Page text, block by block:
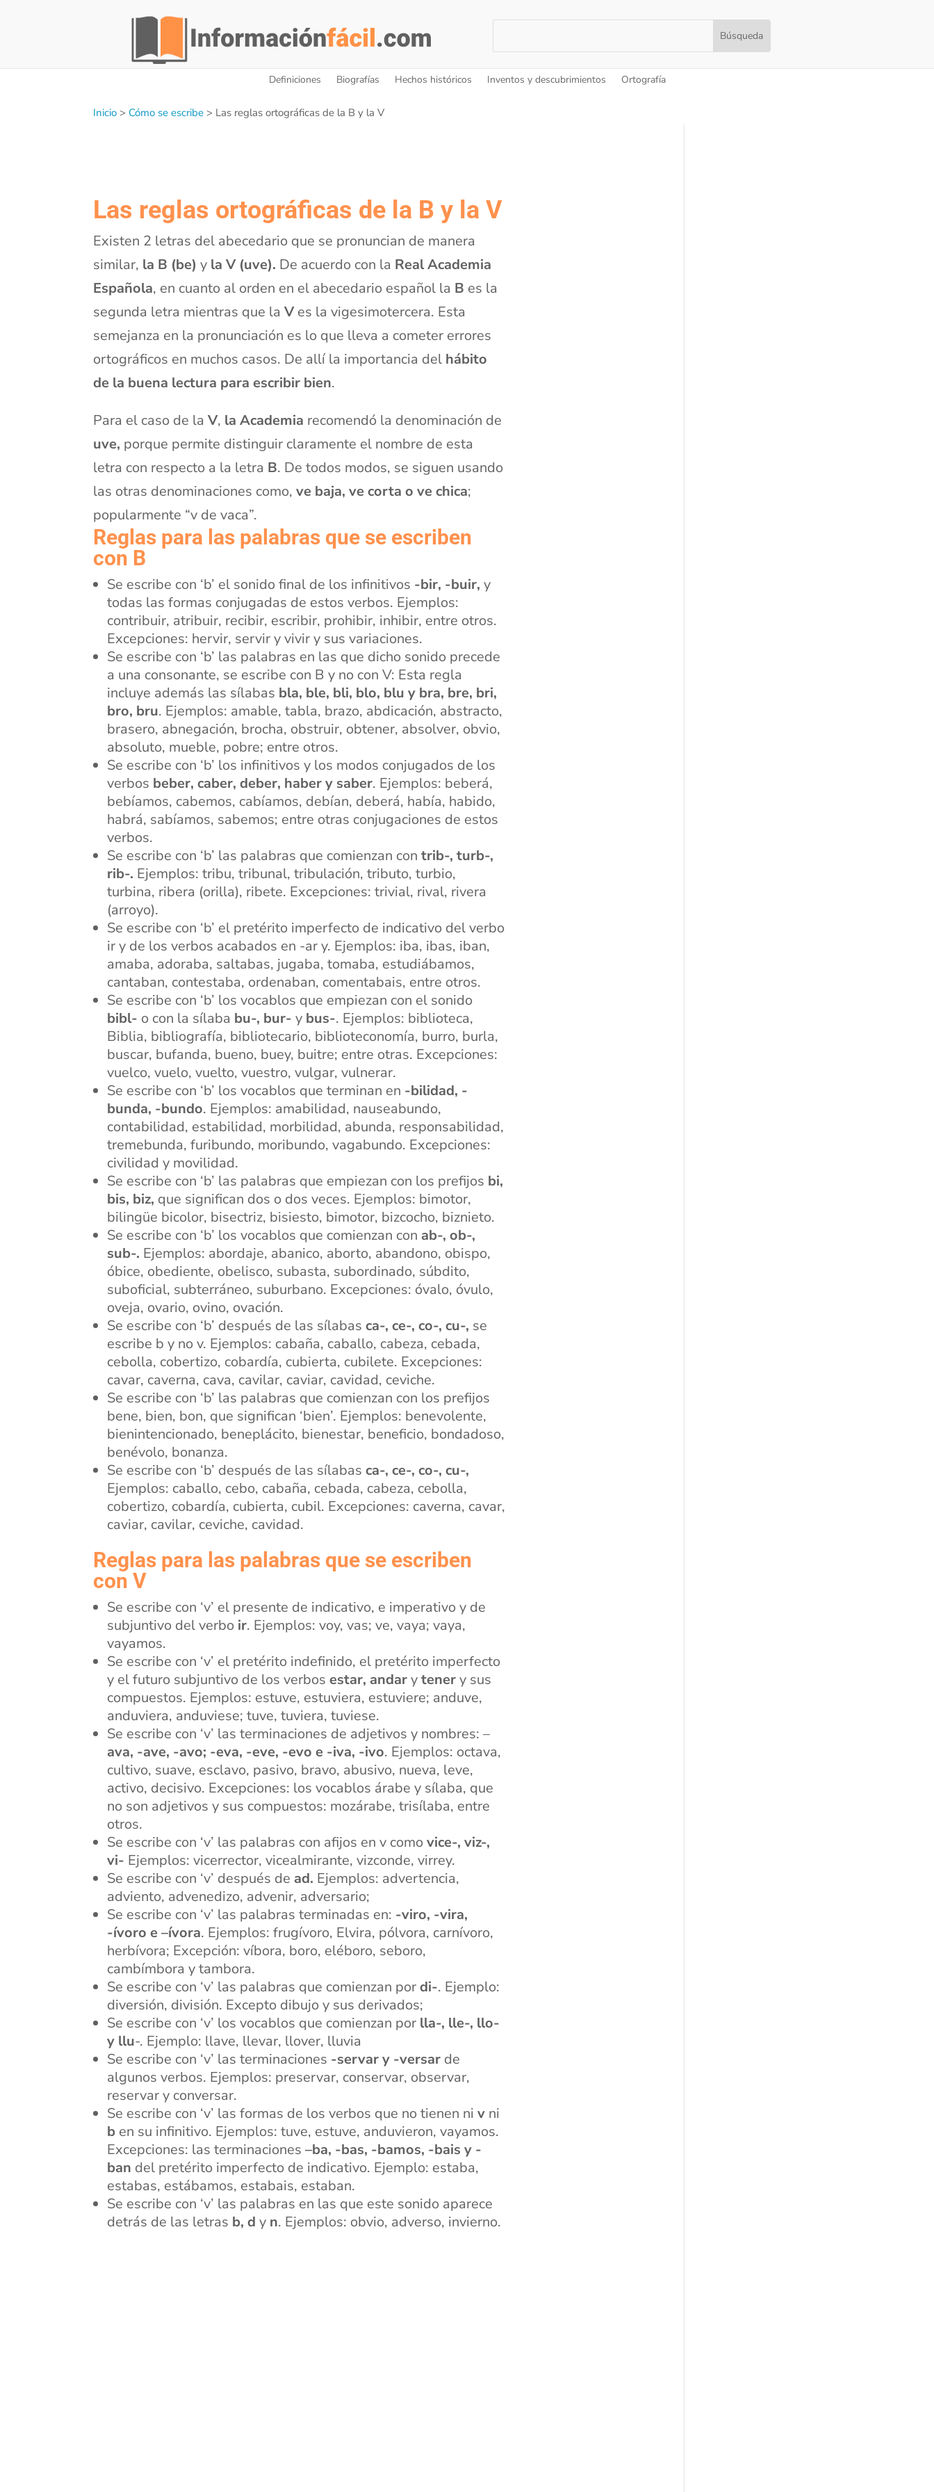
Definiciones Biografías Hechos históricos Inventos y descubrimientos Ortografía
Inicio > Cómo se escribe > Las reglas ortográficas de la B y la V
Las reglas ortográficas de la B y la V
Existen 2 letras del abecedario que se pronuncian de manera
similar, la B (be)y la V (uve). De acuerdo con la Real Academia
Española, en cuanto al orden en el abecedario español la B es la
segunda letra mientras que laVes la vigesimotercera. Esta
semejanza en la pronunciación es lo que lleva a cometer errores
ortográficos en muchos casos. De allí la importancia del hábito
de la buena lectura para escribir bien.
Para el caso de laV, la Academia recomendó la denominación de
uve, porque permite distinguir claramente el nombre de esta
letra con respecto a la letra B. De todos modos, se siguen usando
las otras denominaciones como,ve baja, ve corta o ve chica;
popularmente “v de vaca”.
Reglas para las palabras que se escriben
con B
Se escribe con ‘b’ el sonido final de los infinitivos -bir, -buir,y
todas las formas conjugadas de estos verbos. Ejemplos:
contribuir, atribuir, recibir, escribir, prohibir, inhibir, entre otros.
Excepciones: hervir, servir y vivir y sus variaciones.
Se escribe con ‘b’ las palabras en las que dicho sonido precede
a una consonante, se escribe con B y no con V: Esta regla
incluye además las sílabas bla, ble, bli, blo, blu y bra, bre, bri,
bro, bru. Ejemplos: amable, tabla, brazo, abdicación, abstracto,
brasero, abnegación, brocha, obstruir, obtener, absolver, obvio,
absoluto, mueble, pobre; entre otros.
Se escribe con ‘b’ los infinitivos y los modos conjugados de los
verbos beber, caber, deber, haber y saber. Ejemplos: beberá,
bebíamos, cabemos, cabíamos, debían, deberá, había, habido,
habrá, sabíamos, sabemos; entre otras conjugaciones de estos
verbos.
Se escribe con ‘b’ las palabras que comienzan contrib-, turb-,
rib-. Ejemplos: tribu, tribunal, tribulación, tributo, turbio,
turbina, ribera (orilla), ribete. Excepciones: trivial, rival, rivera
(arroyo).
Se escribe con ‘b’ el pretérito imperfecto de indicativo del verbo
ir y de los verbos acabados en -ar y. Ejemplos: iba, ibas, iban,
amaba, adoraba, saltabas, jugaba, tomaba, estudiábamos,
cantaban, contestaba, ordenaban, comentabais, entre otros.
Se escribe con ‘b’ los vocablos que empiezan con el sonido
bibl- o con la sílaba bu-, bur- y bus-. Ejemplos: biblioteca,
Biblia, bibliografía, bibliotecario, biblioteconomía, burro, burla,
buscar, bufanda, bueno, buey, buitre; entre otras. Excepciones:
vuelco, vuelo, vuelto, vuestro, vulgar, vulnerar.
Se escribe con ‘b’ los vocablos que terminan en -bilidad, -
bunda, -bundo. Ejemplos: amabilidad, nauseabundo,
contabilidad, estabilidad, morbilidad, abunda, responsabilidad,
tremebunda, furibundo, moribundo, vagabundo. Excepciones:
civilidad y movilidad.
Se escribe con ‘b’ las palabras que empiezan con los prefijos bi,
bis, biz, que significan dos o dos veces. Ejemplos: bimotor,
bilingüe bicolor, bisectriz, bisiesto, bimotor, bizcocho, biznieto.
Se escribe con ‘b’ los vocablos que comienzan con ab-, ob-,
sub-. Ejemplos: abordaje, abanico, aborto, abandono, obispo,
óbice, obediente, obelisco, subasta, subordinado, súbdito,
suboficial, subterráneo, suburbano. Excepciones: óvalo, óvulo,
oveja, ovario, ovino, ovación.
Se escribe con ‘b’ después de las sílabasca-, ce-, co-, cu-, se
escribe b y no v. Ejemplos: cabaña, caballo, cabeza, cebada,
cebolla, cobertizo, cobardía, cubierta, cubilete. Excepciones:
cavar, caverna, cava, cavilar, caviar, cavidad, ceviche.
Se escribe con ‘b’ las palabras que comienzan con los prefijos
bene, bien, bon, que significan ‘bien’. Ejemplos: benevolente,
bienintencionado, beneplácito, bienestar, beneficio, bondadoso,
benévolo, bonanza.
Se escribe con ‘b’ después de las sílabasca-, ce-, co-, cu-,
Ejemplos: caballo, cebo, cabaña, cebada, cabeza, cebolla,
cobertizo, cobardía, cubierta, cubil. Excepciones: caverna, cavar,
caviar, cavilar, ceviche, cavidad.
Reglas para las palabras que se escriben
con V
Se escribe con ‘v’ el presente de indicativo, e imperativo y de
subjuntivo del verbo ir. Ejemplos: voy, vas; ve, vaya; vaya,
vayamos.
Se escribe con ‘v’ el pretérito indefinido, el pretérito imperfecto
y el futuro subjuntivo de los verbosestar, andarytenery sus
compuestos. Ejemplos: estuve, estuviera, estuviere; anduve,
anduviera, anduviese; tuve, tuviera, tuviese.
Se escribe con ‘v’ las terminaciones de adjetivos y nombres: –
ava, -ave, -avo; -eva, -eve, -evo e -iva, -ivo. Ejemplos: octava,
cultivo, suave, esclavo, pasivo, bravo, abusivo, nueva, leve,
activo, decisivo. Excepciones: los vocablos árabe y sílaba, que
no son adjetivos y sus compuestos: mozárabe, trisílaba, entre
otros.
Se escribe con ‘v’ las palabras con afijos en v comovice-, viz-,
vi- Ejemplos: vicerrector, vicealmirante, vizconde, virrey.
Se escribe con ‘v’ después de ad. Ejemplos: advertencia,
adviento, advenedizo, advenir, adversario;
Se escribe con ‘v’ las palabras terminadas en: -viro, -vira,
-ívoro e –ívora. Ejemplos: frugívoro, Elvira, pólvora, carnívoro,
herbívora; Excepción: víbora, boro, eléboro, seboro,
cambímbora y tambora.
Se escribe con ‘v’ las palabras que comienzan pordi-. Ejemplo:
diversión, división. Excepto dibujo y sus derivados;
Se escribe con ‘v’ los vocablos que comienzan por lla-, lle-, llo-
y llu-. Ejemplo: llave, llevar, llover, lluvia
Se escribe con ‘v’ las terminaciones -servar y -versar de
algunos verbos. Ejemplos: preservar, conservar, observar,
reservar y conversar.
Se escribe con ‘v’ las formas de los verbos que no tienen niv ni
b en su infinitivo. Ejemplos: tuve, estuve, anduvieron, vayamos.
Excepciones: las terminaciones–ba, -bas, -bamos, -bais y -
ban del pretérito imperfecto de indicativo. Ejemplo: estaba,
estabas, estábamos, estabais, estaban.
Se escribe con ‘v’ las palabras en las que este sonido aparece
detrás de las letras b, d y n. Ejemplos: obvio, adverso, invierno.